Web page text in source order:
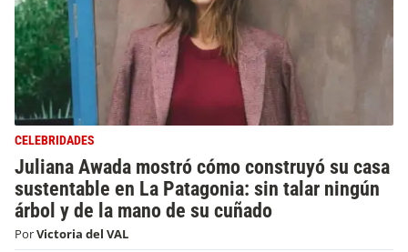
CELEBRIDADES
Juliana Awada mostró cómo construyó su casa
sustentable en La Patagonia: sin talar ningún
árbol y de la mano de su cuñado
PorVictoria del VAL